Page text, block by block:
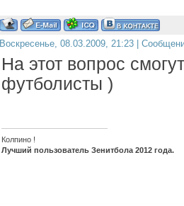
Воскресенье, 08.03.2009, 21:23 |
На этот вопрос
футболисты )
Колпино !
Лучший пользователь Зенитбола 2012 года.